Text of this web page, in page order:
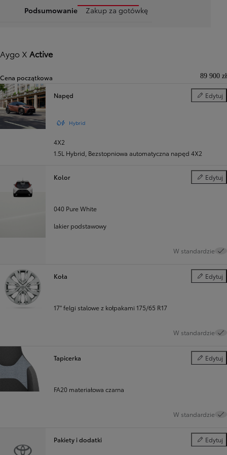
Podsumowanie Zakup za gotówkę
Aygo X Active
Cena początkowa 89 900 zł
Napęd Edytuj
Napęd
Hybrid
4X2
1.5L Hybrid Bezstopniowa automatyczna napęd 4X2
Kolor Edytuj
Kolor
040 Pure White
lakier podstawowy
W standardzie
Koła Edytuj
Koła
17" felgi stalowe z kołpakami 175/65 R17
W standardzie
Tapicerka Edytuj
Tapicerka
FA20 materiałowa czarna
W standardzie
Pakiety i dodatki Edytuj
Pakiety i